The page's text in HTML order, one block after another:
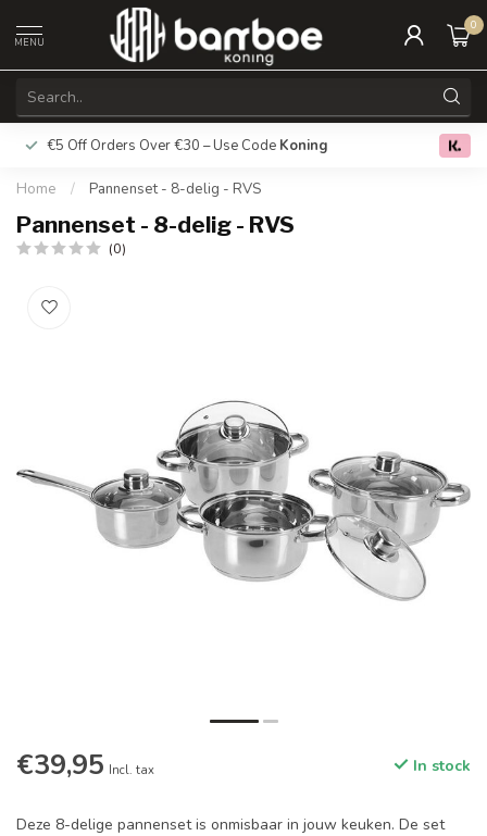
MENU
0
€5 Off Orders Over €30 – Use Code Koning Free
Home / Pannenset - 8-delig - RVS
Pannenset - 8-delig - RVS
(0)
€39,95 Incl. tax In stock
Deze 8-delige pannenset is onmisbaar in jouw keuken. De set